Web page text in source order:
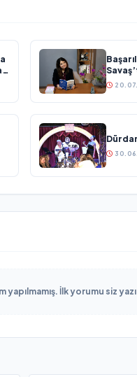
İlk yorumu siz